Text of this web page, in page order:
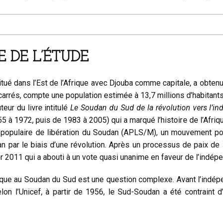
DE L’ÉTUDE
dans l’Est de l’Afrique avec Djouba comme capitale, a
compte une population estimée à 13,7 millions
du livre intitulé Le Soudan du Sud de la révolution vers
à 1972, puis de 1983 à 2005) qui a marqué l’histoire de
de libération du Soudan (APLS/M), un mouvement
par le biais d’une révolution. Après un processus de paix
2011 qui a abouti à un vote quasi unanime en faveur de
au Soudan du Sud est une question complexe. Avant
l’Unicef, à partir de 1956, le Sud-Soudan a été contraint